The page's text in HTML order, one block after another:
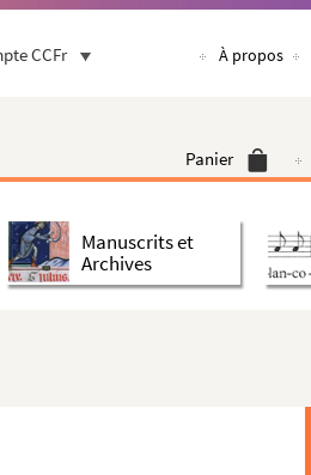
CCFr À propos
Panier
Manuscrits et
Archives